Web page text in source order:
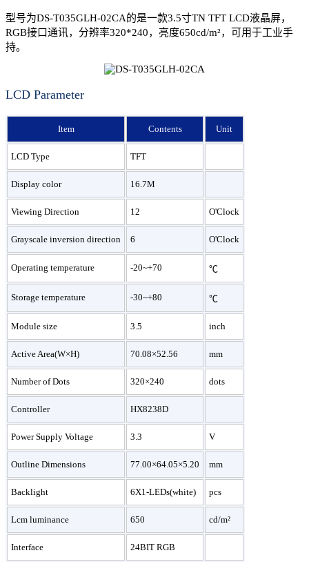
型号为DS-T035GLH-02CA的是一款3.5寸TN TFT LCD液晶屏，
RGB接口通讯，分辨率320*240，亮度650cd/m²，可用于工业手
持。
LCD Parameter
Item Contents Unit
LCD Type TFT
Display color 16.7M
Viewing Direction 12 O'Clock
Grayscale inversion direction 6 O'Clock
Operating temperature -20~+70 ℃
Storage temperature -30~+80 ℃
Module size 3.5 inch
Active Area(W×H) 70.08×52.56 mm
Number of Dots 320×240 dots
Controller HX8238D
Power Supply Voltage 3.3 V
Outline Dimensions 77.00×64.05×5.20 mm
Backlight 6X1-LEDs(white) pcs
Lcm luminance 650 cd/m²
Interface 24BIT RGB